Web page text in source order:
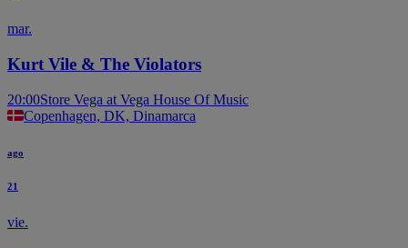
mar.
Kurt Vile & The Violators
20:00Store Vega at Vega House Of Music
Copenhagen, DK, Dinamarca
ago
21
vie.